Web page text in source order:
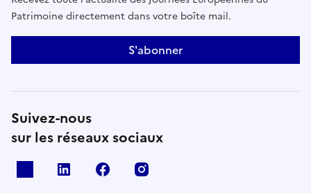
Patrimoine directement dans votre boîte mail.
S'abonner
Suivez-nous
sur les réseaux sociaux
Linkedin Facebook